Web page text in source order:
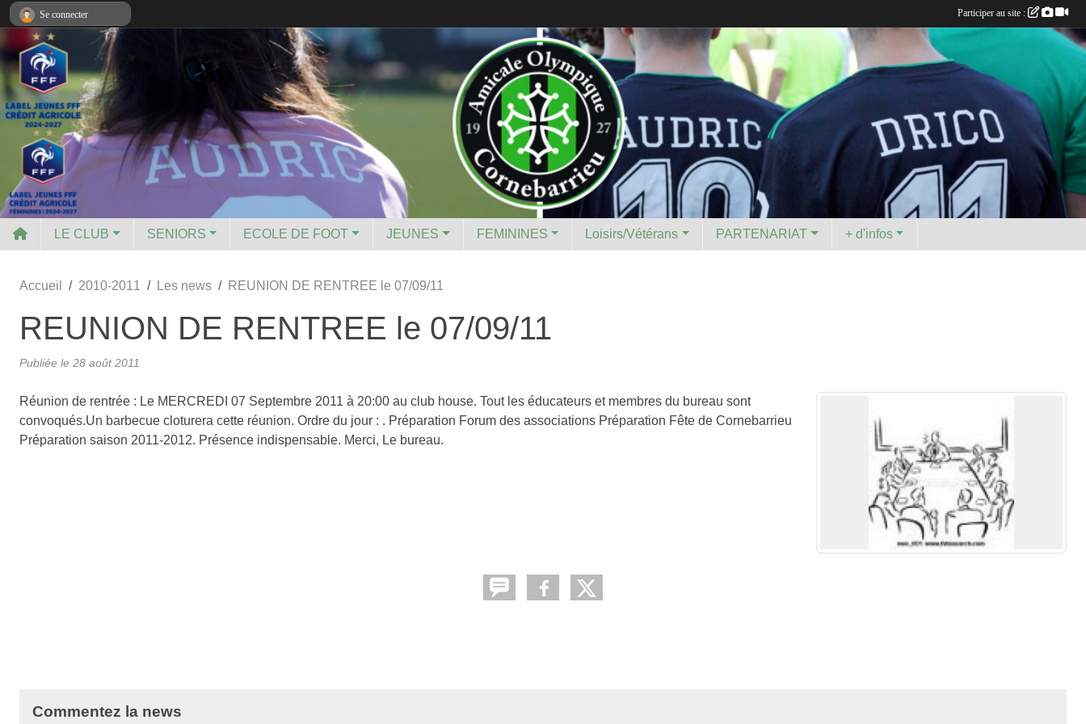
LE CLUB SENIORS ECOLE DE FOOT JEUNES FEMININES Loisirs/Vétérans PARTENARIAT + d'infos
Accueil 2010-2011 Les news REUNION DE RENTREE le 07/09/11
REUNION DE RENTREE le 07/09/11
Publiée le 28 août 2011
Réunion de rentrée : Le MERCREDI 07 Septembre 2011 à 20:00 au club house. Tout les éducateurs et membres du bureau sont
convoqués.Un barbecue cloturera cette réunion. Ordre du jour : . Préparation Forum des associations Préparation Fête de Cornebarrieu
Préparation saison 2011-2012. Présence indispensable. Merci, Le bureau.
Commentez la news
Se connecter Participer au site :
Panneau de gestion des cookies